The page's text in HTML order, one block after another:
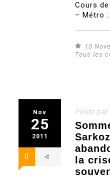
Cours
– Métro
10
Tous les
Nov
25
2011
0
Posté par
la